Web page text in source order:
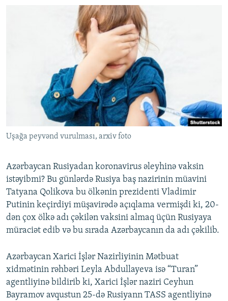
İNFOQRAFIKA
KARIKATURA
AZƏRBAYCAN ƏDƏBIYYATI KITABXANASI
İSLAM VƏ DEMOKRATIYA
İZ - MƏDƏNIYYƏT PROQRAMI
MISSIYAMIZ
PEŞƏ ETIKASI VƏ JURNALISTIKA STANDARTLARIMIZ
MATERIALLARIMIZDAN ISTIFADƏ
AZADLIQRADIOSU MOBIL TELEFONUNUZDA
XƏBƏR BÜLLETENLƏRIMIZ
RFE/RL-in bütün saytları
Uşağa peyvənd vurulması, arxiv foto
Azərbaycan Rusiyadan koronavirus əleyhinə vaksin
istəyibmi? Bu günlərdə Rusiya baş nazirinin müavini
Tatyana Qolikova bu ölkənin prezidenti Vladimir
Putinin keçirdiyi müşavirədə açıqlama vermişdi ki, 20-
dən çox ölkə adı çəkilən vaksini almaq üçün Rusiyaya
müraciət edib və bu sırada Azərbaycanın da adı çəkilib.
Azərbaycan Xarici İşlər Nazirliyinin Mətbuat
xidmətinin rəhbəri Leyla Abdullayeva isə “Turan”
agentliyinə bildirib ki, Xarici İşlər naziri Ceyhun
Bayramov avqustun 25-də Rusiyann TASS agentliyinə